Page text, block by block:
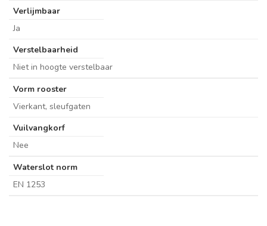
Verlijmbaar
Ja
Verstelbaarheid
Niet in hoogte verstelbaar
Vorm rooster
Vierkant, sleufgaten
Vuilvangkorf
Nee
Waterslot norm
EN 1253